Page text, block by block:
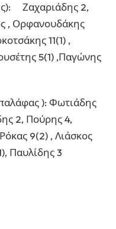
Ζαχαριάδης 2,
, Ορφανουδάκης
11(1) ,
5(1) ,Παγώνης
): Φωτιάδης
2, Πούρης 4,
9(2) , Λιάσκος
Παυλίδης 3